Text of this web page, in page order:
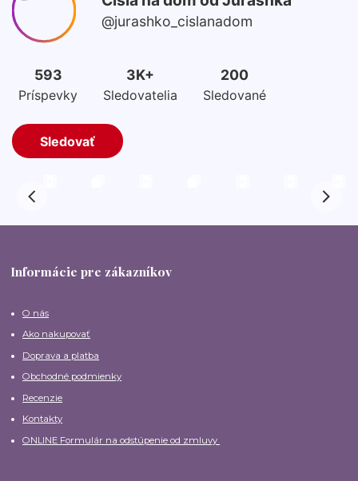
Informácie pre zákazníkov
O nás
Ako nakupovať
Doprava a platba
Obchodné podmienky
Recenzie
Kontakty
ONLINE Formulár na odstúpenie od zmluvy